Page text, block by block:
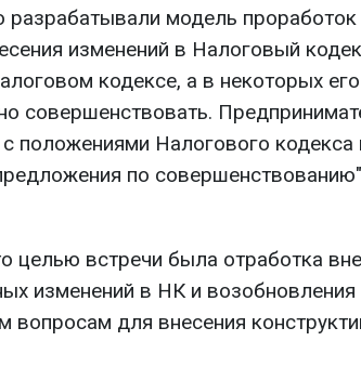
разрабатывали модель
изменений в Налоговый
кодексе, а в некоторых
совершенствовать.
положениями Налогового кодекса
по
целью встречи была отработка
изменений в НК и возобновления
вопросам для внесения